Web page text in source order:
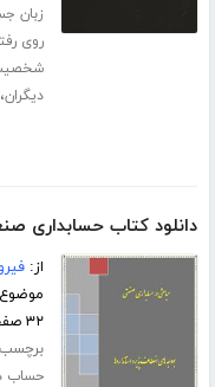
زبان
روی
دیگران،
دانلود کتاب حسابداری
از:
۳۲ صفحه
حساب